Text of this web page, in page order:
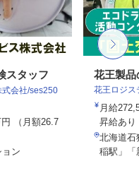
スタッフ
会社/ses250
（月額26.7
ン
花王製品
花王ロジ
月給
昇給あ
北海道石
稲駅」